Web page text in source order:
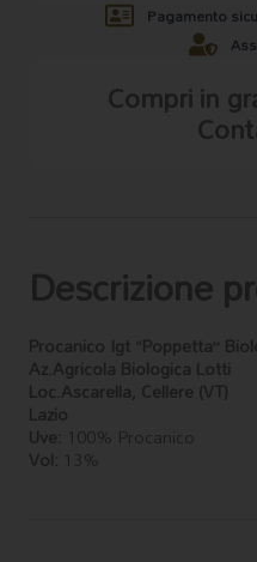
Pagamento
Compri in
Descrizione
Procanico Igt “Poppetta”
Az.Agricola Biologica Lotti
Loc.Ascarella, Cellere (VT)
Lazio
Uve: 100% Procanico
Vol: 13%